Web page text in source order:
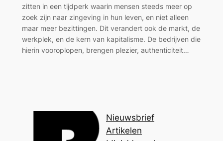
zitten in een tijdperk waarin mensen steeds meer op
zoek zijn naar zingeving in hun leven, en niet alleen
maar meer bezittingen. Dit verandert ook de markt, de
werkplek, en de kern van kapitalisme. De bedrijven die
hierin vooroplopen, brengen plezier, authenticiteit…
Nieuwsbrief
Artikelen